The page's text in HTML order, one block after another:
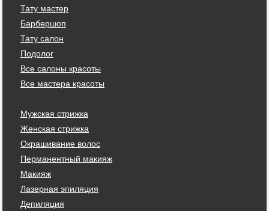
Тату мастер
Барбершоп
Тату салон
Подолог
Все салоны красоты
Все мастера красоты
Мужская стрижка
Женская стрижка
Окрашивание волос
Перманентный макияж
Макияж
Лазерная эпиляция
Депиляция